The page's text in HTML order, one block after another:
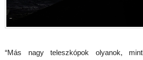
“Más nagy teleszkópok olyanok,